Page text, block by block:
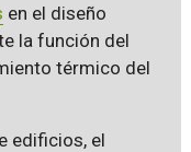
en el diseño
la función del
térmico del
edificios, el